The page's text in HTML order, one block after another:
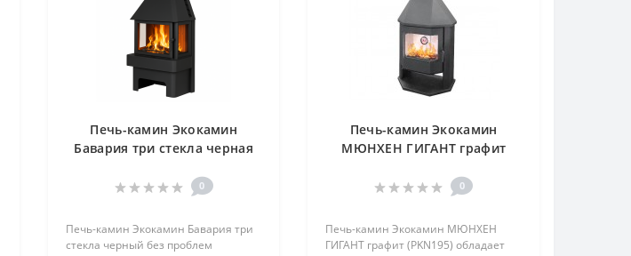
Печь-камин Экокамин
Бавария три стекла черная
0
Печь-камин Экокамин Бавария три
стекла черный без проблем
Печь-камин Экокамин
МЮНХЕН ГИГАНТ графит
0
Печь-камин Экокамин МЮНХЕН
ГИГАНТ графит (PKN195) обладает